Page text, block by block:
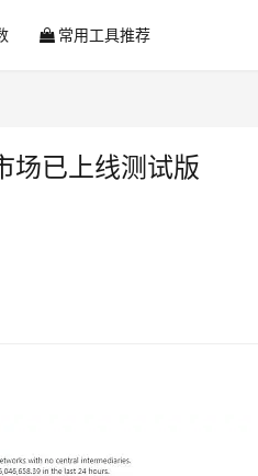
常用工具推荐
场已上线测试版